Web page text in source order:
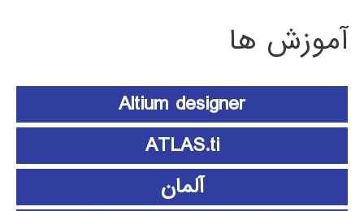
آموزش ها
Altium designer
ATLAS.ti
آلمان